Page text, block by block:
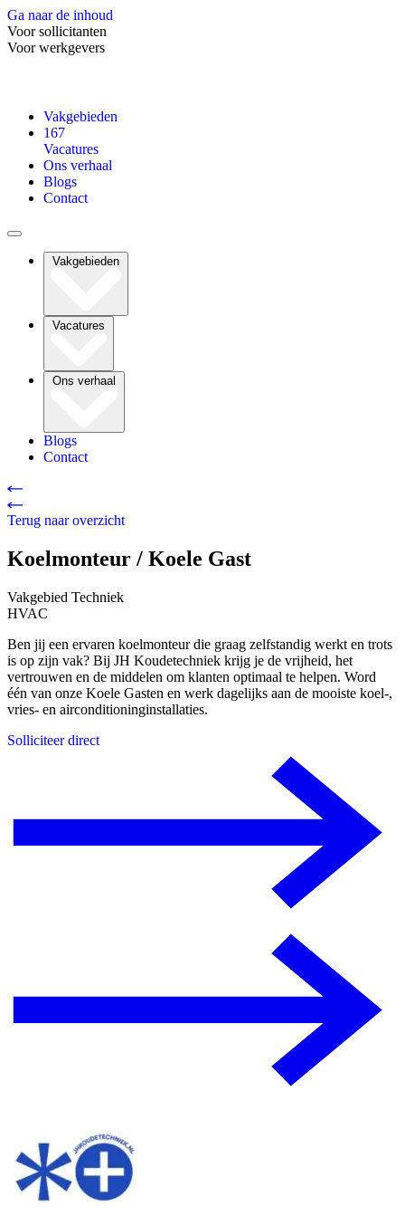
Ga naar de inhoud
Voor sollicitanten
Voor werkgevers
Vakgebieden
167
Vacatures
Ons verhaal
Blogs
Contact
Vakgebieden
Vacatures
Ons verhaal
Blogs
Contact
Terug naar overzicht
Koelmonteur / Koele Gast
Vakgebied Techniek
HVAC
Ben jij een ervaren koelmonteur die graag zelfstandig werkt en trots
is op zijn vak? Bij JH Koudetechniek krijg je de vrijheid, het
vertrouwen en de middelen om klanten optimaal te helpen. Word
één van onze Koele Gasten en werk dagelijks aan de mooiste koel-,
vries- en airconditioninginstallaties.
Solliciteer direct